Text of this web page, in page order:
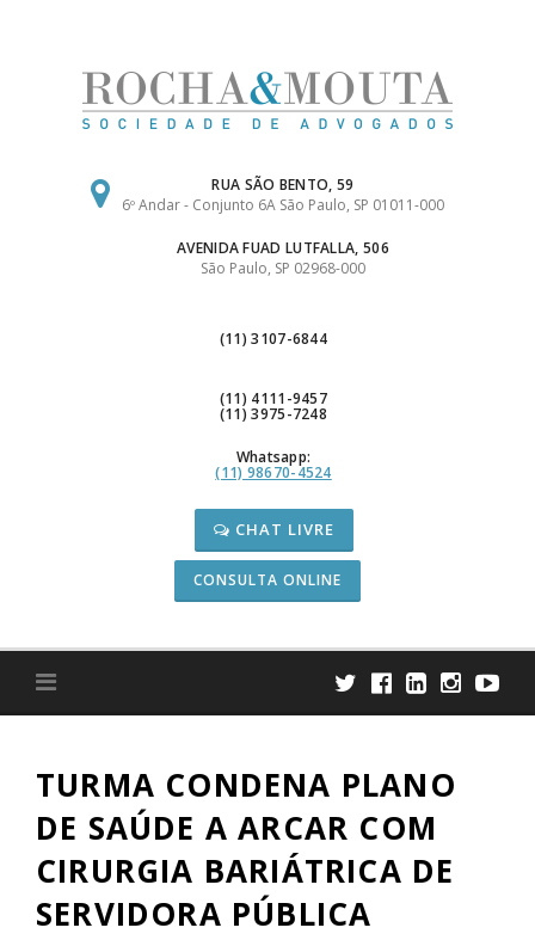
RUA SÃO BENTO, 59
6º Andar - Conjunto 6A São Paulo, SP 01011-000
AVENIDA FUAD LUTFALLA, 506
São Paulo, SP 02968-000
(11) 3107-6844
(11) 4111-9457
(11) 3975-7248
Whatsapp:
(11) 98670-4524
CHAT LIVRE
CONSULTA ONLINE
TURMA CONDENA PLANO
DE SAÚDE A ARCAR COM
CIRURGIA BARIÁTRICA DE
SERVIDORA PÚBLICA